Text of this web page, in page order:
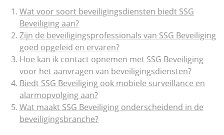
Wat voor soort beveiligingsdiensten biedt SSG
Beveiliging aan?
Zijn de beveiligingsprofessionals van SSG Beveiliging
goed opgeleid en ervaren?
Hoe kan ik contact opnemen met SSG Beveiliging
voor het aanvragen van beveiligingsdiensten?
Biedt SSG Beveiliging ook mobiele surveillance en
alarmopvolging aan?
Wat maakt SSG Beveiliging onderscheidend in de
beveiligingsbranche?